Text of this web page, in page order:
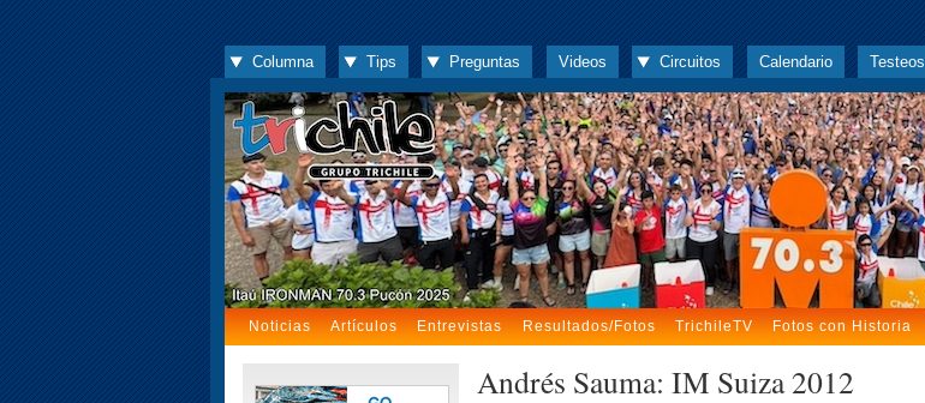
Columna Tips Preguntas Videos Circuitos Calendario Testeos
Noticias Artículos Entrevistas Resultados/Fotos TrichileTV Fotos con Historia
Andrés Sauma: IM Suiza 2012